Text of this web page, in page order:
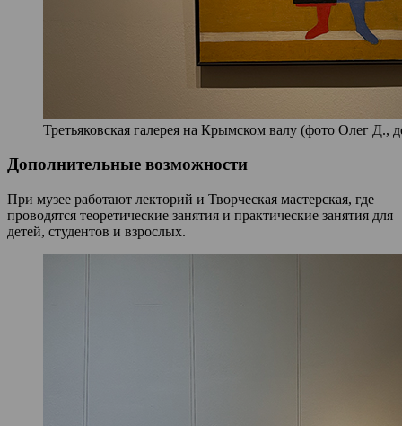
Третьяковская галерея на Крымском валу (фото Олег Д.,
Дополнительные возможности
При музее работают лекторий и Творческая мастерская, где
проводятся теоретические занятия и практические занятия для
детей, студентов и взрослых.